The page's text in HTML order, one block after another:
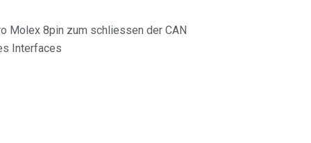
Molex 8pin zum schliessen der CAN
Interfaces